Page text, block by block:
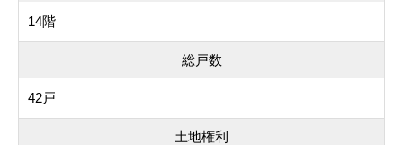
14階
総戸数
42戸
土地権利